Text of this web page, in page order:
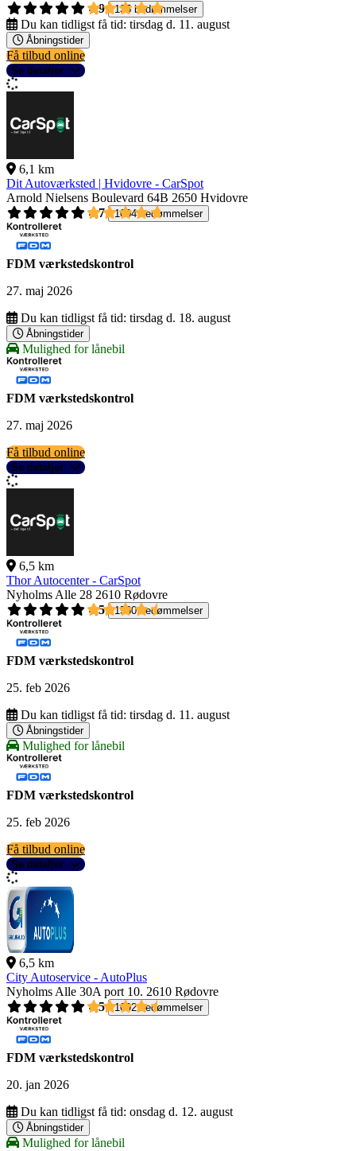
4,9
135 bedømmelser
Du kan tidligst få tid: tirsdag d. 11. august
Åbningstider
Få tilbud online
Se detaljer
6,1 km
Dit Autoværksted | Hvidovre - CarSpot
Arnold Nielsens Boulevard 64B 2650 Hvidovre
4,7
1004 bedømmelser
FDM værkstedskontrol
27. maj 2026
Du kan tidligst få tid: tirsdag d. 18. august
Åbningstider
Mulighed for lånebil
FDM værkstedskontrol
27. maj 2026
Få tilbud online
Se detaljer
6,5 km
Thor Autocenter - CarSpot
Nyholms Alle 28 2610 Rødovre
4,5
1560 bedømmelser
FDM værkstedskontrol
25. feb 2026
Du kan tidligst få tid: tirsdag d. 11. august
Åbningstider
Mulighed for lånebil
FDM værkstedskontrol
25. feb 2026
Få tilbud online
Se detaljer
6,5 km
City Autoservice - AutoPlus
Nyholms Alle 30A port 10. 2610 Rødovre
4,5
1092 bedømmelser
FDM værkstedskontrol
20. jan 2026
Du kan tidligst få tid: onsdag d. 12. august
Åbningstider
Mulighed for lånebil